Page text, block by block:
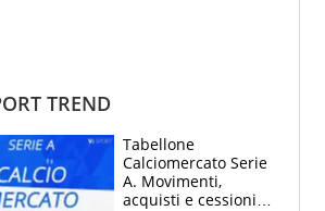
TREND
Tabellone
Calciomercato Serie
A. Movimenti,
acquisti e cessioni: